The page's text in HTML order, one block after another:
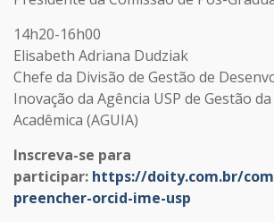
14h20-16h00
Elisabeth Adriana Dudziak
Chefe da Divisão de Gestão de
Inovação da Agência USP de Gestão
Acadêmica (AGUIA)
Inscreva-se para
participar: https://doity.com.br/
preencher-orcid-ime-usp